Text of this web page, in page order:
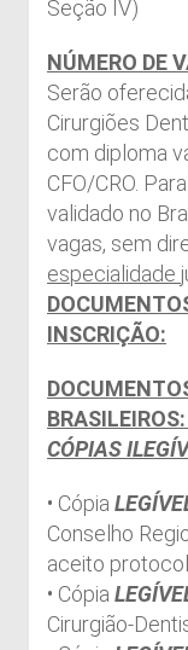
Seção IV)
NÚMERO DE
Serão
Cirurgiões
com diploma
CFO/CRO.
validado no
vagas, sem
especialidade
INSCRIÇÃO:
BRASILEIROS:
CÓPIAS
• Cópia
Conselho
aceito
• Cópia
Cirurgião-